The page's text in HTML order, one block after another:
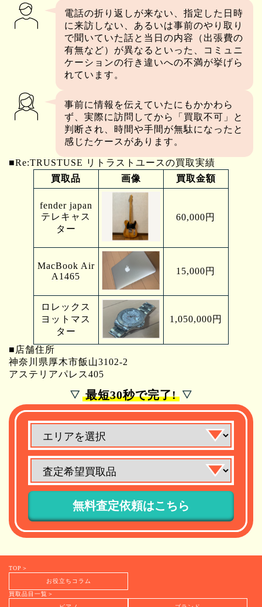
電話の折り返しが来ない、指定した日時
に来訪しない、あるいは事前のやり取り
で聞いていた話と当日の内容（出張費の
有無など）が異なるといった、コミュニ
ケーションの行き違いへの不満が挙げら
れています。
事前に情報を伝えていたにもかかわら
ず、実際に訪問してから「買取不可」と
判断され、時間や手間が無駄になったと
感じたケースがあります。
■Re:TRUSTUSE リトラストユースの買取実績
買取品
画像 買取金額
fender japan
テレキャス
ター
60,000円
MacBook Air
A1465
15,000円
ロレックス
ヨットマス
ター
1,050,000円
■店舗住所
神奈川県厚木市飯山3102-2
アステリアパレス405
最短30秒で完了!
TOP＞
お役立ちコラム
買取品目一覧＞